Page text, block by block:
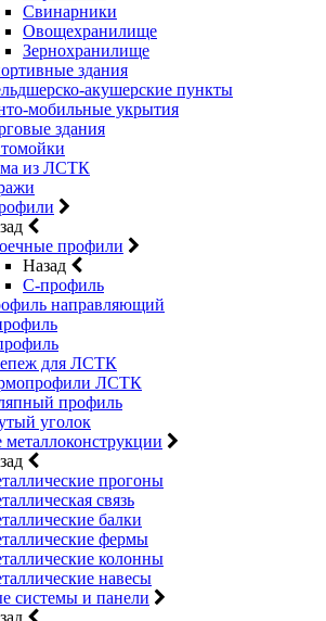
Свинарники
Овощехранилище
Зернохранилище
здания
акушерские пункты
мобильные укрытия
здания
из ЛСТК
профили
Назад
C-профиль
направляющий
для ЛСТК
ЛСТК
профиль
уголок
прогоны
связь
балки
фермы
колонны
навесы
системы и панели